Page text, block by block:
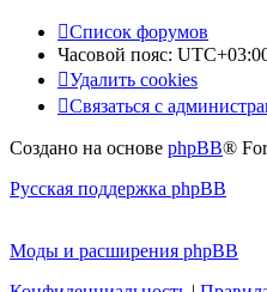
Список форумов
Часовой пояс:
Удалить cookies
Связаться с
Создано на основе phpBB®
Русская поддержка phpBB
Моды и расширения phpBB